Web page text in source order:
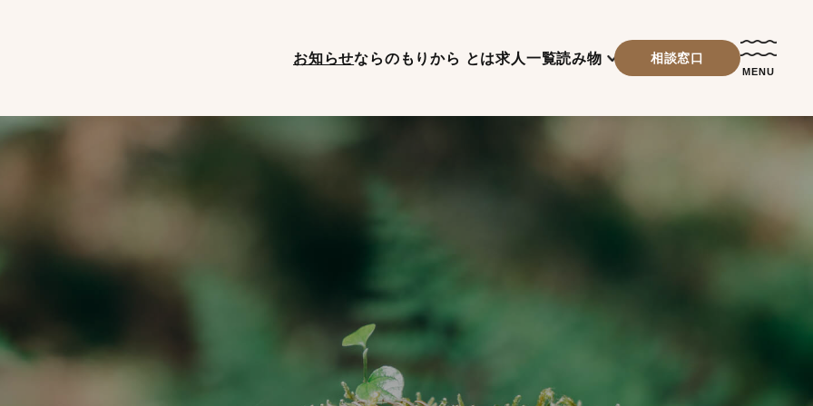
お知らせならのもりから とは求人一覧読み物 相談窓口
MENU